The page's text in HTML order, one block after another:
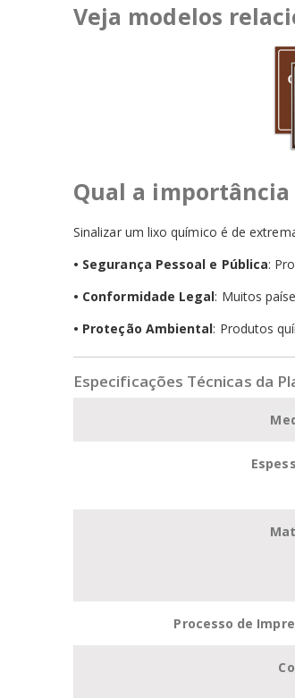
Veja modelos
Qual a
Sinalizar um lixo químico é de
• Segurança Pessoal e Pública:
• Conformidade Legal: Muitos
• Proteção Ambiental: Produtos
Especificações Técnicas da
Processo de